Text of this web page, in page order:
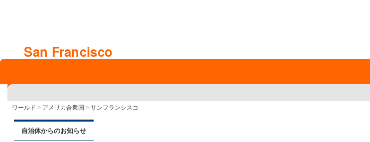
San Francisco
ワールド > アメリカ合衆国 > サンフランシスコ
自治体からのお知らせ